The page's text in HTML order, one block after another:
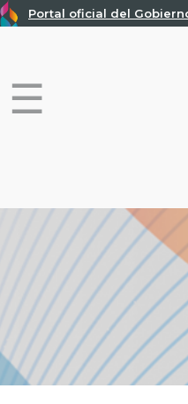
Portal oficial del
Los sitios web seguros
significa que usted se